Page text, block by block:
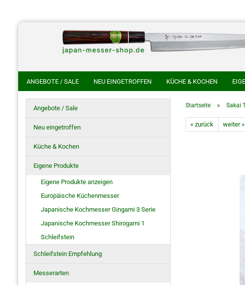
ANGEBOTE / SALE NEU EINGETROFFEN KÜCHE & KOCHEN
HANDGESCHMIEDETE KOCHMESSER
NAKAYA HEIJI
Startseite » Sakai
« zurück weiter »
Angebote / Sale
Neu eingetroffen
Küche & Kochen
Eigene Produkte
Eigene Produkte anzeigen
Europäische Küchenmesser
Japanische Kochmesser Gingami 3 Serie
Japanische Kochmesser Shirogami 1
Schleifstein
Schleifstein Empfehlung
Messerarten